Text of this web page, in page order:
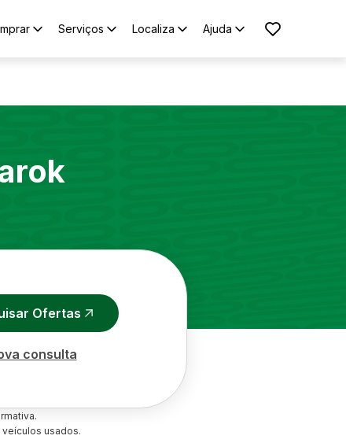
Serviços Localiza Ajuda
Ofertas
consulta
usados.